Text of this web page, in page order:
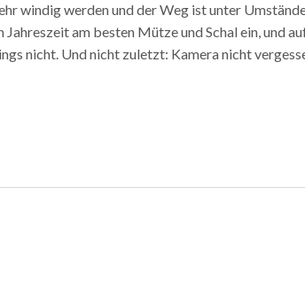
windig werden und der Weg ist unter
am besten Mütze und Schal ein, und
nicht. Und nicht zuletzt: Kamera nicht